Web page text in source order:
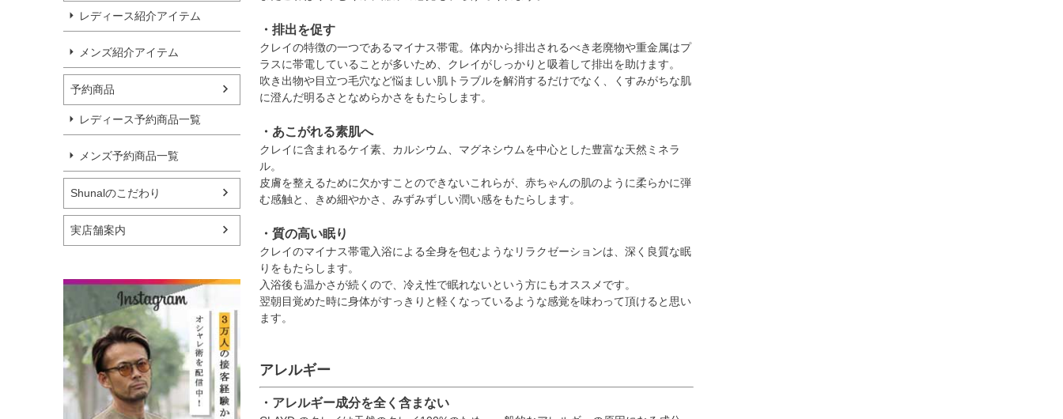
レディース紹介アイテム
メンズ紹介アイテム
予約商品
レディース予約商品一覧
メンズ予約商品一覧
Shunalのこだわり
実店舗案内
・排出を促す
クレイの特徴の一つであるマイナス帯電。体内から排出されるべき老廃物や重金属はプ
ラスに帯電していることが多いため、クレイがしっかりと吸着して排出を助けます。
吹き出物や目立つ毛穴など悩ましい肌トラブルを解消するだけでなく、くすみがちな肌
に澄んだ明るさとなめらかさをもたらします。
・あこがれる素肌へ
クレイに含まれるケイ素、カルシウム、マグネシウムを中心とした豊富な天然ミネラ
ル。
皮膚を整えるために欠かすことのできないこれらが、赤ちゃんの肌のように柔らかに弾
む感触と、きめ細やかさ、みずみずしい潤い感をもたらします。
・質の高い眠り
クレイのマイナス帯電入浴による全身を包むようなリラクゼーションは、深く良質な眠
りをもたらします。
入浴後も温かさが続くので、冷え性で眠れないという方にもオススメです。
翌朝目覚めた時に身体がすっきりと軽くなっているような感覚を味わって頂けると思い
ます。
アレルギー
・アレルギー成分を全く含まない